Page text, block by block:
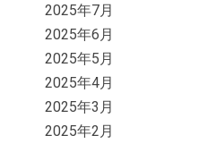
2025年7月
2025年6月
2025年5月
2025年4月
2025年3月
2025年2月